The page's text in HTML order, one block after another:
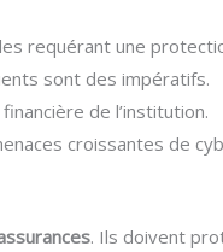
requérant une
sont des impératifs.
de l’institution.
croissantes de
. Ils doivent